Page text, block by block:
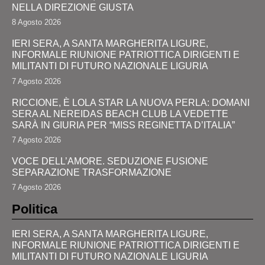
NELLA DIREZIONE GIUSTA
8 Agosto 2026
IERI SERA, A SANTA MARGHERITA LIGURE,
INFORMALE RIUNIONE PATRIOTTICA DIRIGENTI E
MILITANTI DI FUTURO NAZIONALE LIGURIA
7 Agosto 2026
RICCIONE, È LOLA STAR LA NUOVA PERLA: DOMANI
SERA AL NEREIDAS BEACH CLUB LA VEDETTE
SARÀ IN GIURIA PER “MISS REGINETTA D’ITALIA”
7 Agosto 2026
VOCE DELL’AMORE. SEDUZIONE FUSIONE
SEPARAZIONE TRASFORMAZIONE
7 Agosto 2026
Politica
IERI SERA, A SANTA MARGHERITA LIGURE,
INFORMALE RIUNIONE PATRIOTTICA DIRIGENTI E
MILITANTI DI FUTURO NAZIONALE LIGURIA